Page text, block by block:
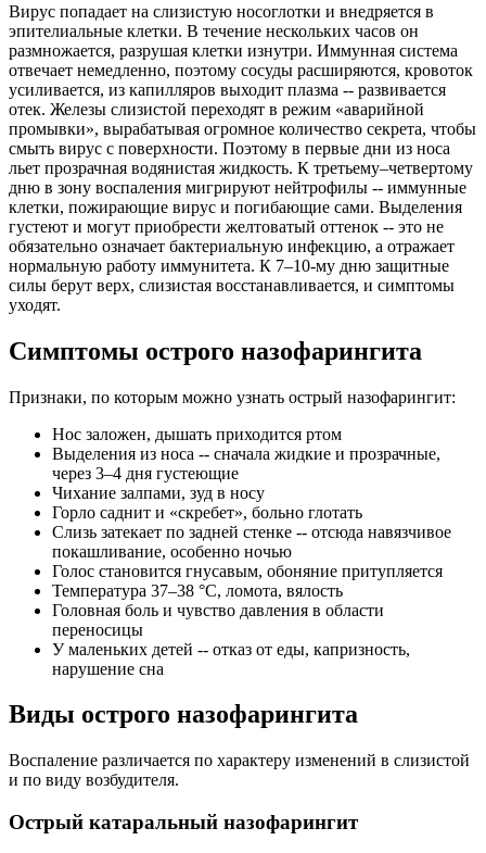
Вирус попадает на слизистую носоглотки и внедряется в
эпителиальные клетки. В течение нескольких часов он
размножается, разрушая клетки изнутри. Иммунная система
отвечает немедленно, поэтому сосуды расширяются, кровоток
усиливается, из капилляров выходит плазма -- развивается
отек. Железы слизистой переходят в режим «аварийной
промывки», вырабатывая огромное количество секрета, чтобы
смыть вирус с поверхности. Поэтому в первые дни из носа
льет прозрачная водянистая жидкость. К третьему–четвертому
дню в зону воспаления мигрируют нейтрофилы -- иммунные
клетки, пожирающие вирус и погибающие сами. Выделения
густеют и могут приобрести желтоватый оттенок -- это не
обязательно означает бактериальную инфекцию, а отражает
нормальную работу иммунитета. К 7–10-му дню защитные
силы берут верх, слизистая восстанавливается, и симптомы
уходят.
Симптомы острого назофарингита
Признаки, по которым можно узнать острый назофарингит:
Нос заложен, дышать приходится ртом
Выделения из носа -- сначала жидкие и прозрачные,
через 3–4 дня густеющие
Чихание залпами, зуд в носу
Горло саднит и «скребет», больно глотать
Слизь затекает по задней стенке -- отсюда навязчивое
покашливание, особенно ночью
Голос становится гнусавым, обоняние притупляется
Температура 37–38 °C, ломота, вялость
Головная боль и чувство давления в области
переносицы
У маленьких детей -- отказ от еды, капризность,
нарушение сна
Виды острого назофарингита
Воспаление различается по характеру изменений в слизистой
и по виду возбудителя.
Острый катаральный назофарингит